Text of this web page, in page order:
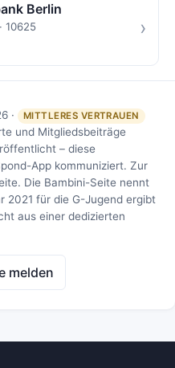
Berlin
10625 ›
· MITTLERES VERTRAUEN
und Mitgliedsbeiträge
– diese
App kommuniziert. Zur
Die Bambini-Seite nennt
2021 für die G-Jugend ergibt
aus einer dedizierten
melden